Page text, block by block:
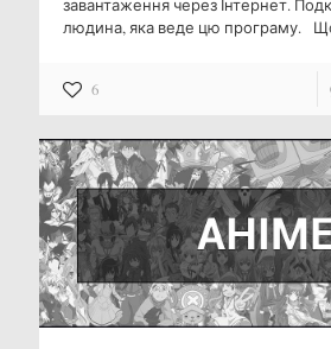
завантаження через Інтернет.
людина, яка веде цю програму.
6